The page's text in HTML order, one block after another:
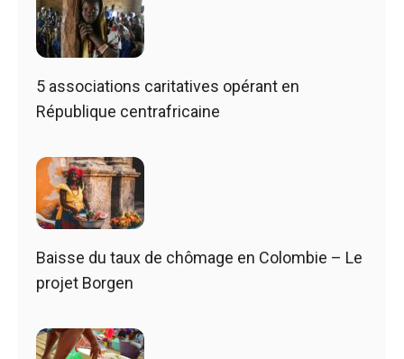
5 associations caritatives opérant en
République centrafricaine
Baisse du taux de chômage en Colombie – Le
projet Borgen